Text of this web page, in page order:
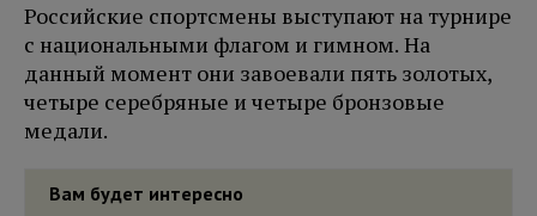
Российские спортсмены выступают на турнире
с национальными флагом и гимном. На
данный момент они завоевали пять золотых,
четыре серебряные и четыре бронзовые
медали.
Вам будет интересно